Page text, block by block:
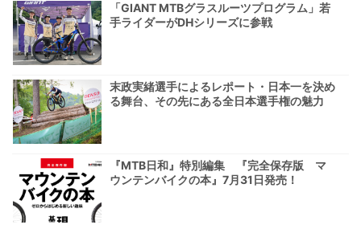
「GIANT MTBグラスルーツプログラム」若
手ライダーがDHシリーズに参戦
末政実緒選手によるレポート・日本一を決め
る舞台、その先にある全日本選手権の魅力
『MTB日和』特別編集 『完全保存版 マ
ウンテンバイクの本』7月31日発売！